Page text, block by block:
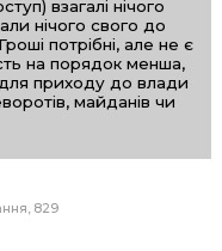
взагалі нічого
нічого свого до
потрібні, але не є
на порядок менша,
для приходу до влади
майданів чи
829